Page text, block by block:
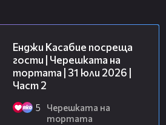
Енджи Касабие посреща
гости | Черешката на
тортата | 31 юли 2026 |
Част 2
5
Черешката на
тортата